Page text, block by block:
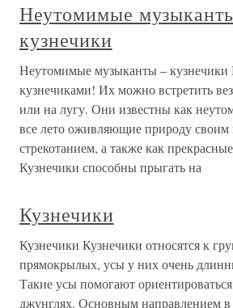
Неутомимые
кузнечики
Неутомимые музыканты – кузнечики
кузнечиками! Их можно встретить
или на лугу. Они известны как
все лето оживляющие природу своим
стрекотанием, а также как
Кузнечики способны прыгать на
Кузнечики
Кузнечики Кузнечики относятся к
прямокрылых, усы у них очень
Такие усы помогают
джунглях. Основным направлением